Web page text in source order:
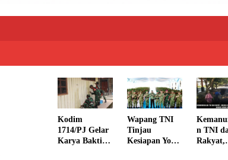
Kodim
1714/PJ Gelar
Karya Bakti
Wapang TNI
Tinjau
Kesiapan Yonif
n TNI
Rakyat,